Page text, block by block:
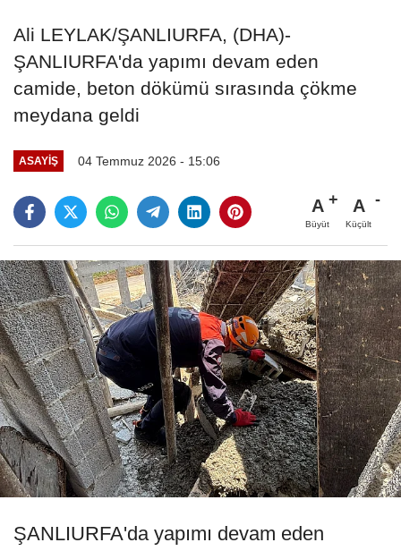
Ali LEYLAK/ŞANLIURFA, (DHA)-
ŞANLIURFA'da yapımı devam eden
camide, beton dökümü sırasında çökme
meydana geldi
ASAYIŞ 04 Temmuz 2026 - 15:06
A
Büyüt
A
Küçült
ŞANLIURFA'da yapımı devam eden